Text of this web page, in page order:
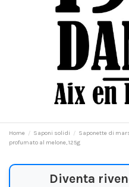
Home Saponi solidi Saponette di
profumato al melone, 125g
Diventa